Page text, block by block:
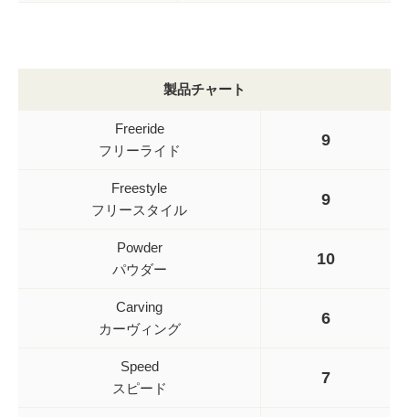
製品チャート
Freeride
フリーライド
9
Freestyle
フリースタイル
9
Powder
パウダー
10
Carving
カーヴィング
6
Speed
スピード
7